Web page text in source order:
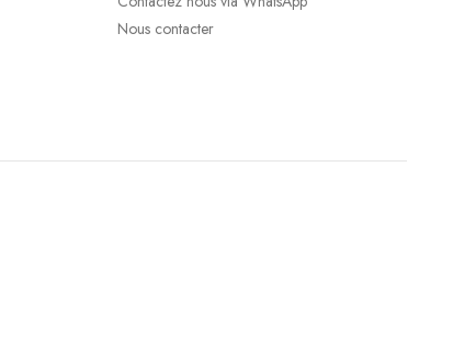
Nous contacter